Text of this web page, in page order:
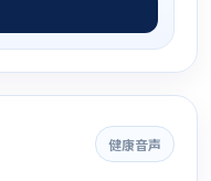
健康音声